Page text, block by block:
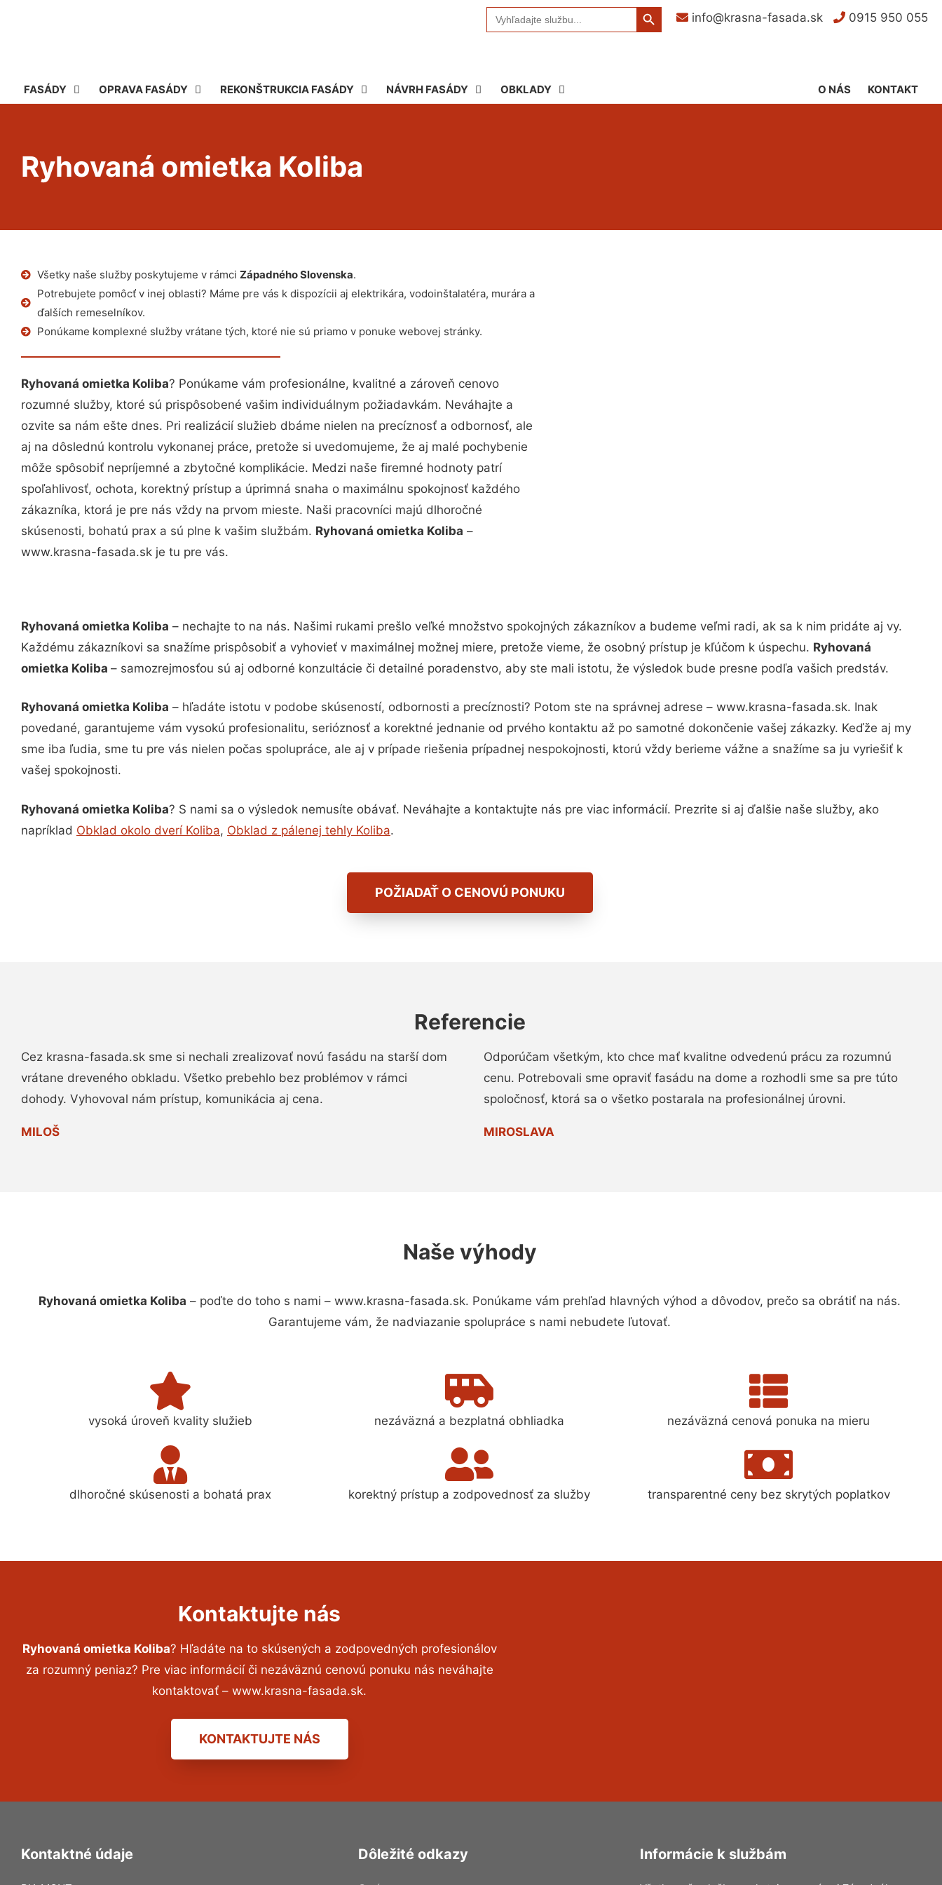
Search
for:
Search Button
info@krasna-fasada.sk
0915 950 055
FASÁDY OPRAVA FASÁDY REKONŠTRUKCIA FASÁDY NÁVRH FASÁDY OBKLADY KONTAKT
O NÁS
Ryhovaná omietka Koliba
Všetky naše služby poskytujeme v rámci Západného Slovenska.
Potrebujete pomôcť v inej oblasti? Máme pre vás k dispozícii aj elektrikára, vodoinštalatéra, murára a
ďalších remeselníkov.
Ponúkame komplexné služby vrátane tých, ktoré nie sú priamo v ponuke webovej stránky.
Ryhovaná omietka Koliba? Ponúkame vám profesionálne, kvalitné a zároveň cenovo
rozumné služby, ktoré sú prispôsobené vašim individuálnym požiadavkám. Neváhajte a
ozvite sa nám ešte dnes. Pri realizácií služieb dbáme nielen na precíznosť a odbornosť, ale
aj na dôslednú kontrolu vykonanej práce, pretože si uvedomujeme, že aj malé pochybenie
môže spôsobiť nepríjemné a zbytočné komplikácie. Medzi naše firemné hodnoty patrí
spoľahlivosť, ochota, korektný prístup a úprimná snaha o maximálnu spokojnosť každého
zákazníka, ktorá je pre nás vždy na prvom mieste. Naši pracovníci majú dlhoročné
skúsenosti, bohatú prax a sú plne k vašim službám. Ryhovaná omietka Koliba –
www.krasna-fasada.sk je tu pre vás.
Ryhovaná omietka Koliba – nechajte to na nás. Našimi rukami prešlo veľké množstvo spokojných zákazníkov a budeme veľmi radi, ak sa k nim pridáte aj vy.
Každému zákazníkovi sa snažíme prispôsobiť a vyhovieť v maximálnej možnej miere, pretože vieme, že osobný prístup je kľúčom k úspechu. Ryhovaná
omietka Koliba – samozrejmosťou sú aj odborné konzultácie či detailné poradenstvo, aby ste mali istotu, že výsledok bude presne podľa vašich predstáv.
Ryhovaná omietka Koliba – hľadáte istotu v podobe skúseností, odbornosti a precíznosti? Potom ste na správnej adrese – www.krasna-fasada.sk. Inak
povedané, garantujeme vám vysokú profesionalitu, serióznosť a korektné jednanie od prvého kontaktu až po samotné dokončenie vašej zákazky. Keďže aj my
sme iba ľudia, sme tu pre vás nielen počas spolupráce, ale aj v prípade riešenia prípadnej nespokojnosti, ktorú vždy berieme vážne a snažíme sa ju vyriešiť k
vašej spokojnosti.
Ryhovaná omietka Koliba? S nami sa o výsledok nemusíte obávať. Neváhajte a kontaktujte nás pre viac informácií. Prezrite si aj ďalšie naše služby, ako
napríklad Obklad okolo dverí Koliba, Obklad z pálenej tehly Koliba.
POŽIADAŤ O CENOVÚ PONUKU
Referencie
Cez krasna-fasada.sk sme si nechali zrealizovať novú fasádu na starší dom
vrátane dreveného obkladu. Všetko prebehlo bez problémov v rámci
dohody. Vyhovoval nám prístup, komunikácia aj cena.
MILOŠ
Odporúčam všetkým, kto chce mať kvalitne odvedenú prácu za rozumnú
cenu. Potrebovali sme opraviť fasádu na dome a rozhodli sme sa pre túto
spoločnosť, ktorá sa o všetko postarala na profesionálnej úrovni.
MIROSLAVA
Naše výhody
Ryhovaná omietka Koliba – poďte do toho s nami – www.krasna-fasada.sk. Ponúkame vám prehľad hlavných výhod a dôvodov, prečo sa obrátiť na nás.
Garantujeme vám, že nadviazanie spolupráce s nami nebudete ľutovať.
vysoká úroveň kvality služieb nezáväzná a bezplatná obhliadka nezáväzná cenová ponuka na mieru
dlhoročné skúsenosti a bohatá prax korektný prístup a zodpovednosť za služby transparentné ceny bez skrytých poplatkov
Kontaktujte nás
Ryhovaná omietka Koliba? Hľadáte na to skúsených a zodpovedných profesionálov
za rozumný peniaz? Pre viac informácií či nezáväznú cenovú ponuku nás neváhajte
kontaktovať – www.krasna-fasada.sk.
KONTAKTUJTE NÁS
Kontaktné údaje Dôležité odkazy Informácie k službám